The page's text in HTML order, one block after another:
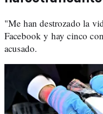
"Me han destrozado la
Facebook y hay cinco
acusado.